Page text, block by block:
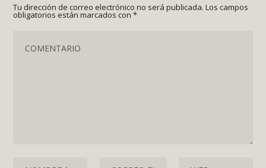
Tu dirección de correo electrónico no será publicada. Los campos
obligatorios están marcados con*